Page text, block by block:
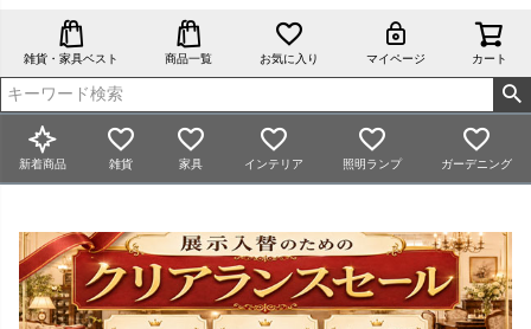
雑貨・家具ベスト 商品一覧 お気に入り マイページ カート
新着商品 雑貨 家具 インテリア 照明ランプ ガーデニング